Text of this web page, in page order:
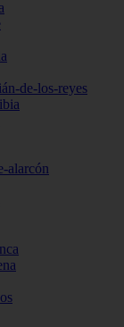
de-los-reyes
alarcón